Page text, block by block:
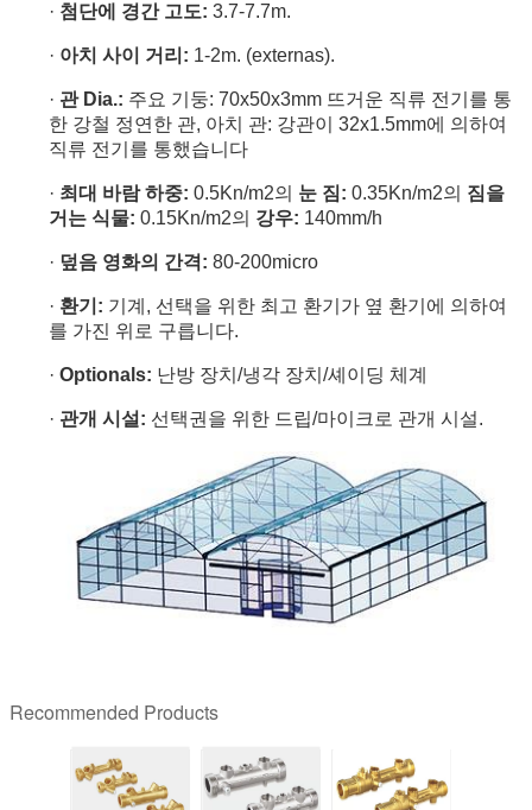
· 첨단에 경간 고도: 3.7-7.7m.
· 아치 사이 거리: 1-2m. (externas).
· 관 Dia.: 주요 기둥: 70x50x3mm 뜨거운 직류 전기를 통
한 강철 정연한 관, 아치 관: 강관이 32x1.5mm에 의하여
직류 전기를 통했습니다
· 최대 바람 하중: 0.5Kn/m2의 눈 짐: 0.35Kn/m2의 짐을
거는 식물: 0.15Kn/m2의 강우: 140mm/h
· 덮음 영화의 간격: 80-200micro
· 환기: 기계, 선택을 위한 최고 환기가 옆 환기에 의하여
를 가진 위로 구릅니다.
· Optionals: 난방 장치/냉각 장치/셰이딩 체계
· 관개 시설: 선택권을 위한 드립/마이크로 관개 시설.
Recommended Products